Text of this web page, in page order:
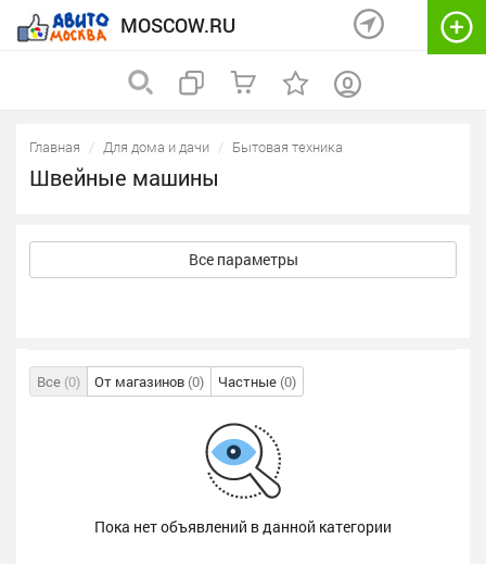
MOSCOW.RU
Главная Для дома и дачи Бытовая техника
Швейные машины
Все параметры
Все (0) От магазинов (0) Частные (0)
Пока нет объявлений в данной категории